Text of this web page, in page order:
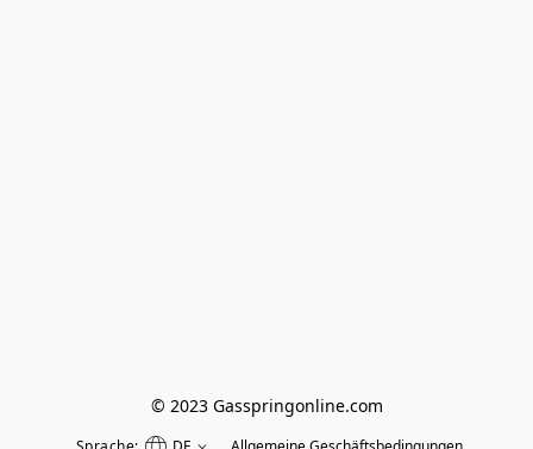
© 2023 Gasspringonline.com